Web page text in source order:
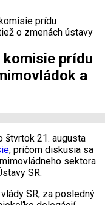
prídu
o zmenách ústavy
prídu
a
štvrtok 21. augusta
, pričom diskusia sa
sektora
SR.
SR, za posledný